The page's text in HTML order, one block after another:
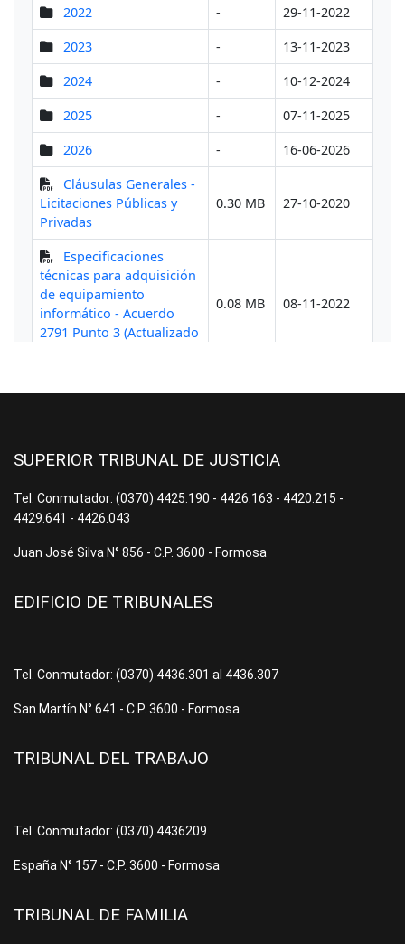
SUPERIOR TRIBUNAL DE JUSTICIA
Tel. Conmutador: (0370) 4425.190 - 4426.163 - 4420.215 -
4429.641 - 4426.043
Juan José Silva N° 856 - C.P. 3600 - Formosa
EDIFICIO DE TRIBUNALES
Tel. Conmutador: (0370) 4436.301 al 4436.307
San Martín N° 641 - C.P. 3600 - Formosa
TRIBUNAL DEL TRABAJO
Tel. Conmutador: (0370) 4436209
España N° 157 - C.P. 3600 - Formosa
TRIBUNAL DE FAMILIA